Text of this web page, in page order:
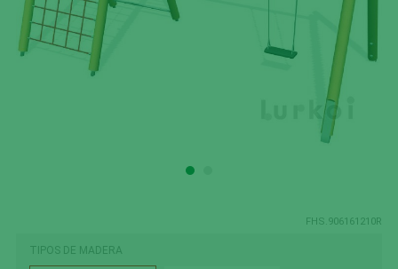
FHS.906161210R
TIPOS DE MADERA